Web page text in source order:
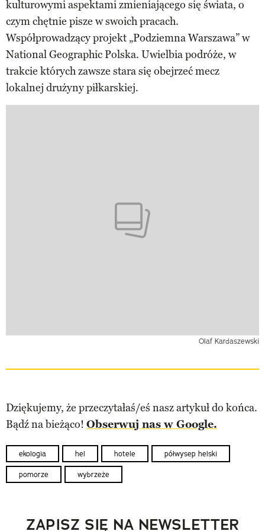
kulturowymi aspektami zmieniającego się świata, o
czym chętnie pisze w swoich pracach.
Współprowadzący projekt „Podziemna Warszawa” w
National Geographic Polska. Uwielbia podróże, w
trakcie których zawsze stara się obejrzeć mecz
lokalnej drużyny piłkarskiej.
Olaf Kardaszewski
Dziękujemy, że przeczytałaś/eś nasz artykuł do końca.
Bądź na bieżąco! Obserwuj nas w Google.
ekologia hel hotele półwysep helski
pomorze wybrzeże
ZAPISZ SIĘ NA NEWSLETTER